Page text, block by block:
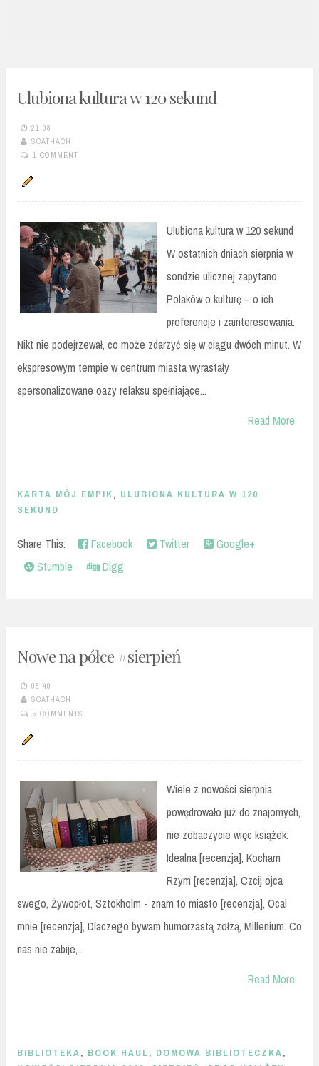
Ulubiona kultura w 120 sekund
21:08
SCATHACH
1 COMMENT
Ulubiona kultura w 120 sekund
W ostatnich dniach sierpnia w
sondzie ulicznej zapytano
Polaków o kulturę – o ich
preferencje i zainteresowania.
Nikt nie podejrzewał, co może zdarzyć się w ciągu dwóch minut. W
ekspresowym tempie w centrum miasta wyrastały
spersonalizowane oazy relaksu spełniające...
Read More
KARTA MÓJ EMPIK, ULUBIONA KULTURA W 120
SEKUND
Share This: Facebook Twitter
Google+
Stumble
Digg
Nowe na półce #sierpień
08:49
SCATHACH
5 COMMENTS
Wiele z nowości sierpnia
powędrowało już do znajomych,
nie zobaczycie więc książek:
Idealna [recenzja], Kocham
Rzym [recenzja], Czcij ojca
swego, Żywopłot, Sztokholm - znam to miasto [recenzja], Ocal
mnie [recenzja], Dlaczego bywam humorzastą zołzą, Millenium. Co
nas nie zabije,...
Read More
BIBLIOTEKA, BOOK HAUL, DOMOWA BIBLIOTECZKA,